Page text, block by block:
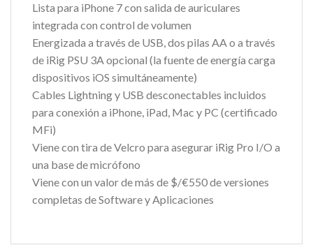
Lista para iPhone 7 con salida de auriculares
integrada con control de volumen
Energizada a través de USB, dos pilas AA o a través
de iRig PSU 3A opcional (la fuente de energía carga
dispositivos iOS simultáneamente)
Cables Lightning y USB desconectables incluidos
para conexión a iPhone, iPad, Mac y PC (certificado
MFi)
Viene con tira de Velcro para asegurar iRig Pro I/O a
una base de micrófono
Viene con un valor de más de $/€550 de versiones
completas de Software y Aplicaciones